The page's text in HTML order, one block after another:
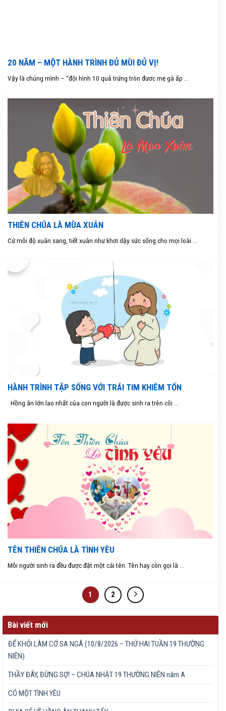
20 NĂM – MỘT HÀNH TRÌNH ĐỦ MÙI ĐỦ VỊ!
Vậy là chúng mình – “đội hình 10 quả trứng tròn đươc mẹ gà ấp ...
THIÊN CHÚA LÀ MÙA XUÂN
Cứ mỗi độ xuân sang, tiết xuân như khơi dậy sức sống cho mọi loài ...
HÀNH TRÌNH TẬP SỐNG VỚI TRÁI TIM KHIÊM TỐN
Hồng ân lớn lao nhất của con người là được sinh ra trên cõi ...
TÊN THIÊN CHÚA LÀ TÌNH YÊU
Mỗi người sinh ra đều được đặt một cái tên. Tên hay còn gọi là ...
1 2
Bài viết mới
ĐỂ KHỎI LÀM CỚ SA NGÃ (10/8/2026 – THỨ HAI TUẦN 19 THƯỜNG
NIÊN)
THẦY ĐÂY, ĐỪNG SỢ! – CHÚA NHẬT 19 THƯỜNG NIÊN năm A
CÓ MỘT TÌNH YÊU